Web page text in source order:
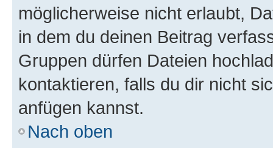
möglicherweise nicht erlaubt,
in dem du deinen Beitrag
Gruppen dürfen Dateien
kontaktieren, falls du dir nicht
anfügen kannst.
Nach oben